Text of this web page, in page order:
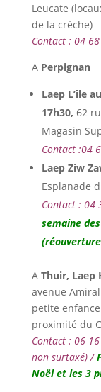
Leucate
de la crèche)
Contact : 04
A Perpignan
Laep L’île
17h30, 62
Magasin
Contact :04
Laep Ziw
Esplanade
Contact : 04
semaine
A Thuir, Laep
avenue
petite
proximité du
Contact : 06
non surtaxé) /
Noël et les 3